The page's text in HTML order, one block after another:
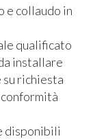
e collaudo in
qualificato
installare
su richiesta
disponibili